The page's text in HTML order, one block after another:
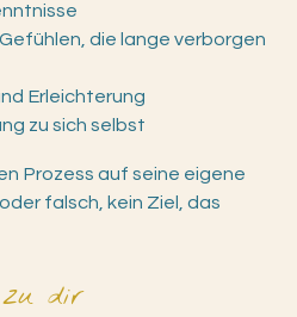
die lange verborgen
Erleichterung
zu sich selbst
Prozess auf seine eigene
falsch, kein Ziel, das
dir